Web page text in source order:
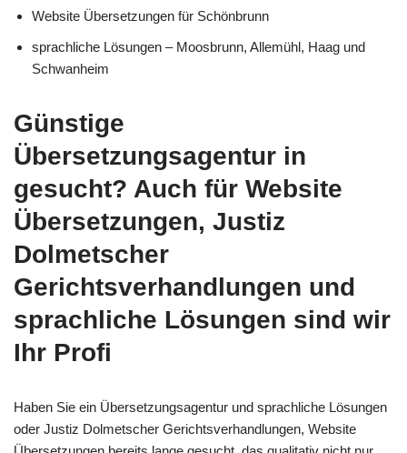
Website Übersetzungen für Schönbrunn
sprachliche Lösungen – Moosbrunn, Allemühl, Haag und
Schwanheim
Günstige
Übersetzungsagentur in
gesucht? Auch für Website
Übersetzungen, Justiz
Dolmetscher
Gerichtsverhandlungen und
sprachliche Lösungen sind wir
Ihr Profi
Haben Sie ein Übersetzungsagentur und sprachliche Lösungen
oder Justiz Dolmetscher Gerichtsverhandlungen, Website